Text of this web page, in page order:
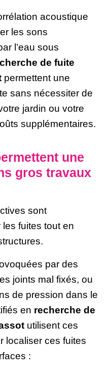
acoustique
les sons
l’eau sous
de fuite
permettent une
sans nécessiter de
jardin ou votre
supplémentaires.
une
gros travaux
sont
fuites tout en
par des
joints mal fixés, ou
de pression dans le
en recherche de
utilisent ces
localiser ces fuites
: